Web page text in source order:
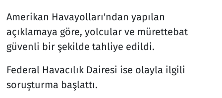
Amerikan Havayolları'ndan yapılan
açıklamaya göre, yolcular ve mürettebat
güvenli bir şekilde tahliye edildi.
Federal Havacılık Dairesi ise olayla ilgili
soruşturma başlattı.